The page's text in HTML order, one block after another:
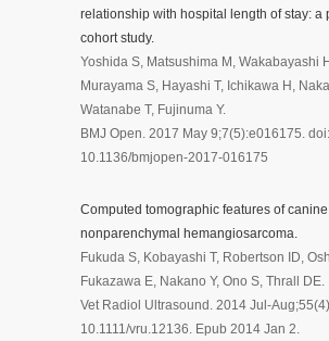
relationship with hospital length of stay: a
cohort study.
Yoshida S, Matsushima M, Wakabayashi
Murayama S, Hayashi T, Ichikawa H,
Watanabe T, Fujinuma Y.
BMJ Open. 2017 May 9;7(5):e016175. doi:
10.1136/bmjopen-2017-016175
Computed tomographic features of canine
nonparenchymal hemangiosarcoma.
Fukuda S, Kobayashi T, Robertson ID,
Fukazawa E, Nakano Y, Ono S, Thrall DE.
Vet Radiol Ultrasound. 2014 Jul-
10.1111/vru.12136. Epub 2014 Jan 2.